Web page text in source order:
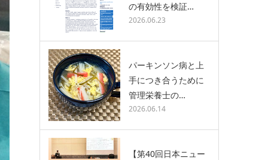
の有効性を検証…
2026.06.23
パーキンソン病と上
手につき合うために
管理栄養士の…
2026.06.14
【第40回日本ニュー